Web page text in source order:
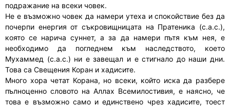
подражание на всеки човек.
Не е възможно човек да намери утеха и спокойствие без да
почерпи енергия от съкровищницата на Пратеника (с.а.с.),
която се нарича суннет, а за да намери пътя към нея, е
необходимо да погледнем към наследството, което
Мухаммед (с.а.с.) ни е завещал и е стигнало до наши дни.
Това са Свещения Коран и хадисите.
Много хора четат Корана, но всеки, който иска да разбере
пълноценно словото на Аллах Всемилостивия, е наясно, че
това е възможно само и единствено чрез хадисите, тоест